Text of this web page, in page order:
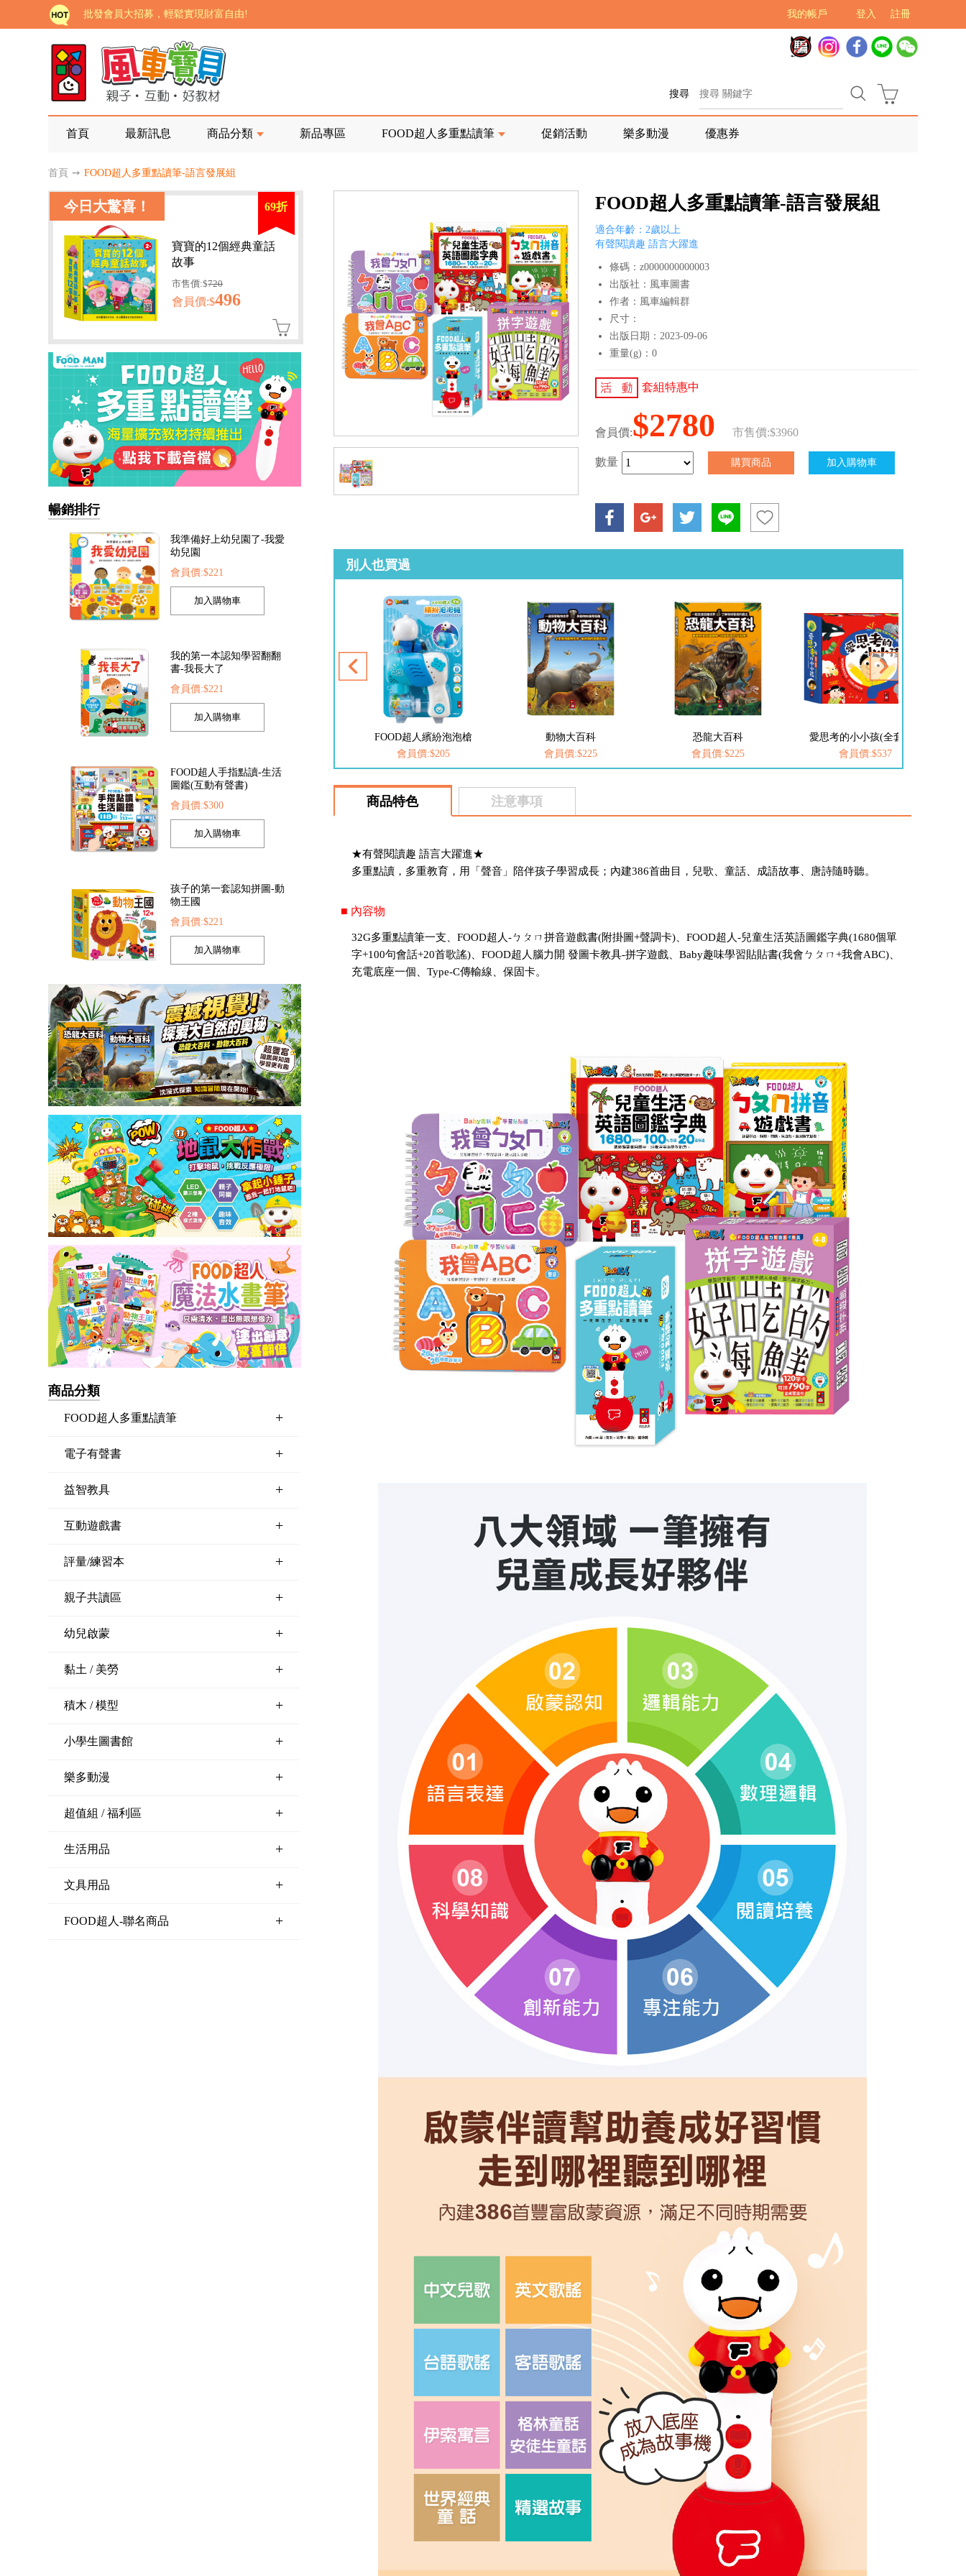
註冊
登入
我的帳戶
批發會員大招募，輕鬆實現財富自由!
如需更改或重開發票 需在訂單成立三天內通知客服 寄回發票需附上回郵郵票
老師您好!!幼教會員火熱招募中~
海外購物免煩惱！點我查看『海外購物流程說明』
家長樂了!「風車書版集團暨FOOD超人企業總部」目前正興建中!
老師您好!!幼教會員火熱招募中~
海外購物免煩惱！點我查看『海外購物流程說明』
搜尋
首頁 最新訊息 商品分類 新品專區 FOOD超人多重點讀筆 促銷活動 樂多動漫 優惠券
首頁 ➙ FOOD超人多重點讀筆-語言發展組
今日大驚喜！ 69折
寶寶的12個經典童話
故事
市售價:$720
會員價:$496
暢銷排行
我準備好上幼兒園了-我愛
幼兒園
會員價:$221
我的第一本認知學習翻翻
書-我長大了
會員價:$221
FOOD超人手指點讀-生活
圖鑑(互動有聲書)
會員價:$300
孩子的第一套認知拼圖-動
物王國
會員價:$221
商品分類
FOOD超人多重點讀筆 +
電子有聲書 +
益智教具 +
互動遊戲書 +
評量/練習本 +
親子共讀區 +
幼兒啟蒙 +
黏土 / 美勞 +
積木 / 模型 +
小學生圖書館 +
樂多動漫 +
超值組 / 福利區 +
生活用品 +
文具用品 +
FOOD超人-聯名商品 +
FOOD超人多重點讀筆-語言發展組
適合年齡：2歲以上
有聲閱讀趣 語言大躍進
條碼：z0000000000003
出版社：風車圖書
作者：風車編輯群
尺寸：
出版日期：2023-09-06
重量(g)：0
套組特惠中
會員價:$2780 市售價:$3960
數量
別人也買過
FOOD超人探索點讀筆
FOOD超人繽紛泡泡槍
會員價:$205
動物大百科
會員價:$225
恐龍大百科
會員價:$225
愛思考的小小孩(全套8冊)
會員價:$537
商品特色 注意事項
★有聲閱讀趣 語言大躍進★
多重點讀，多重教育，用「聲音」陪伴孩子學習成長；內建386首曲目，兒歌、童話、成語故事、唐詩隨時聽。
■ 內容物
32G多重點讀筆一支、FOOD超人-ㄅㄆㄇ拼音遊戲書(附掛圖+聲調卡)、FOOD超人-兒童生活英語圖鑑字典(1680個單
字+100句會話+20首歌謠)、FOOD超人腦力開 發圖卡教具-拼字遊戲、Baby趣味學習貼貼書(我會ㄅㄆㄇ+我會ABC)、
充電底座一個、Type-C傳輸線、保固卡。